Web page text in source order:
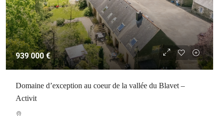
939 000 €
Domaine d’exception au coeur de la vallée du Blavet –
Activit